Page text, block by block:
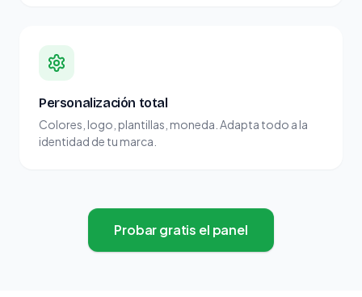
Personalización total
Colores, logo, plantillas, moneda. Adapta todo a la
identidad de tu marca.
Probar gratis el panel